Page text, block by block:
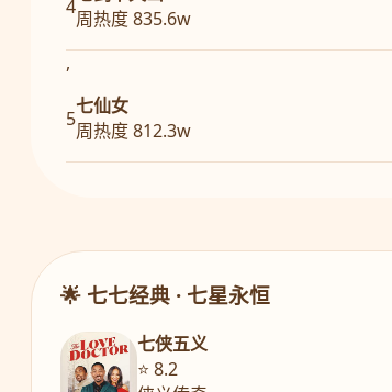
4
周热度 835.6w
,
5
七仙女
周热度 812.3w
🌟 七七经典 · 七星永恒
七侠五义
⭐ 8.2